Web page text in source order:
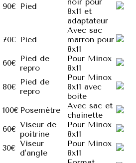
90€ Pied
8x11 et
adaptateur
70€ Pied
Avec sac
marron pour
8x11
60€ Pied de
repro
Pour Minox
8x11
80€
Pied de
repro
Pour Minox
8x11 avec
boite
100€ Posemètre
Avec sac et
chainette
60€ Viseur de
poitrine
Pour Minox
8x11
30€ Viseur
d'angle
Pour Minox
8x11